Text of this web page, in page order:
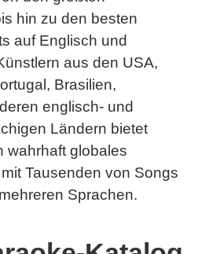
hin zu den besten
auf Englisch und
aus den USA,
Brasilien,
englisch- und
Ländern bietet
wahrhaft globales
Tausenden von Songs
Sprachen.